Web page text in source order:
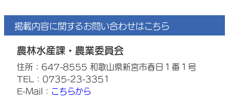
掲載内容に関するお問い合わせはこちら
農林水産課・農業委員会
住所：647-8555 和歌山県新宮市春日１番１号
TEL：0735-23-3351
E-Mail： こちらから